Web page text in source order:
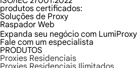
produtos certificados:
Soluções de Proxy
Raspador Web
Expanda seu negócio com LumiProxy
Fale com um especialista
PRODUTOS
Proxies Residenciais